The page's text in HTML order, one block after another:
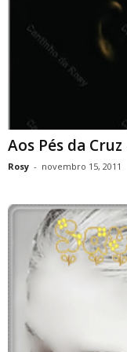
Aos Pés da
Rosy - novembro 15, 2011